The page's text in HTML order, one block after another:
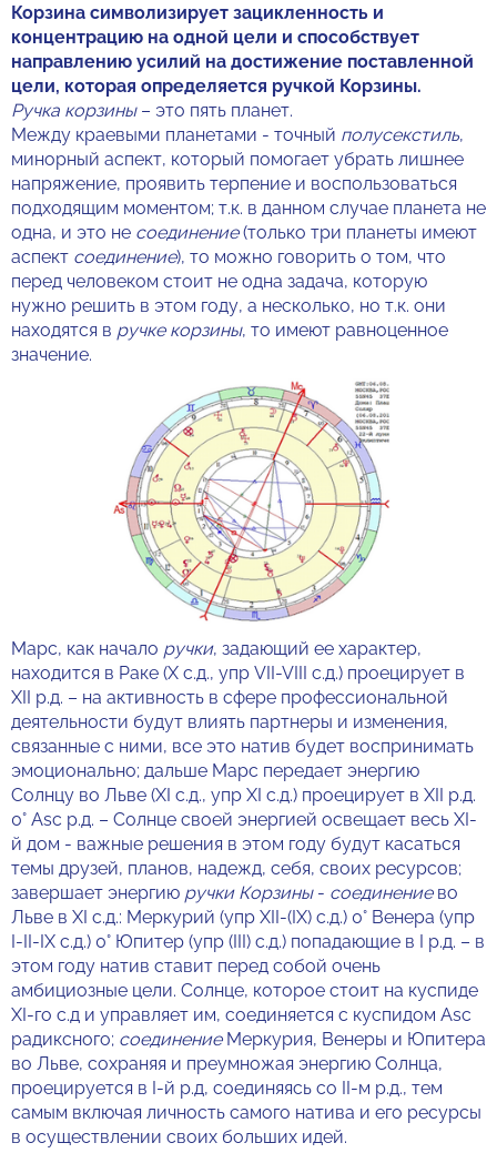
Корзина символизирует зацикленность и
концентрацию на одной цели и способствует
направлению усилий на достижение поставленной
цели, которая определяется ручкой Корзины.
Ручка корзины– это пять планет.
Между краевыми планетами - точный полусекстиль,
минорный аспект, который помогает убрать лишнее
напряжение, проявить терпение и воспользоваться
подходящим моментом; т.к. в данном случае планета не
одна, и это не соединение(только три планеты имеют
аспект соединение), то можно говорить о том, что
перед человеком стоит не одна задача, которую
нужно решить в этом году, а несколько, но т.к. они
находятся в ручке корзины, то имеют равноценное
значение.
Марс, как начало ручки, задающий ее характер,
находится в Раке (X с.д., упр VII-VIII с.д.) проецирует в
XII р.д. – на активность в сфере профессиональной
деятельности будут влиять партнеры и изменения,
связанные с ними, все это натив будет воспринимать
эмоционально; дальше Марс передает энергию
Солнцу во Льве (XI с.д., упр XI с.д.) проецирует в XII р.д.
0° Asc р.д. – Солнце своей энергией освещает весь XI-
й дом - важные решения в этом году будут касаться
темы друзей, планов, надежд, себя, своих ресурсов;
завершает энергию ручки Корзины- соединениево
Льве в XI с.д.: Меркурий (упр XII-(IX) с.д.) 0° Венера (упр
I-II-IX с.д.) 0° Юпитер (упр (III) с.д.) попадающие в I р.д. – в
этом году натив ставит перед собой очень
амбициозные цели. Солнце, которое стоит на куспиде
XI-го с.д и управляет им, соединяется с куспидом Asc
радиксного; соединениеМеркурия, Венеры и Юпитера
во Льве, сохраняя и преумножая энергию Солнца,
проецируется в I-й р.д, соединяясь со II-м р.д., тем
самым включая личность самого натива и его ресурсы
в осуществлении своих больших идей.